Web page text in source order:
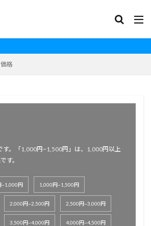
価格
す。「1,000円~1,500円」は、1,000円以上
す。
~1,000円 1,000円~1,500円
2,000円~2,500円 2,500円~3,000円
3,500円~4,000円 4,000円~4,500円